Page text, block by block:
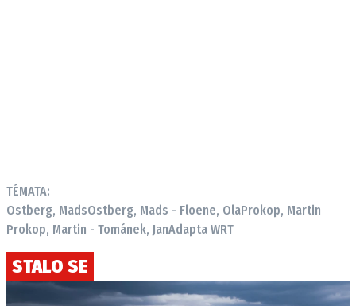
TÉMATA:
Ostberg, MadsOstberg, Mads - Floene, OlaProkop, Martin
Prokop, Martin - Tománek, JanAdapta WRT
STALO SE